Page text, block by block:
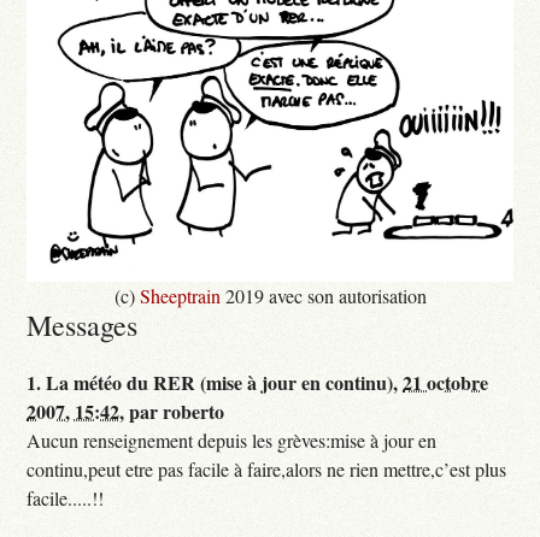
(c)Sheeptrain 2019 avec son autorisation
Messages
1.La météo du RER (mise à jour en continu),21 octobre
2007, 15:42,parroberto
Aucun renseignement depuis les grèves:mise à jour en
continu,peut etre pas facile à faire,alors ne rien mettre,c’est plus
facile.....!!